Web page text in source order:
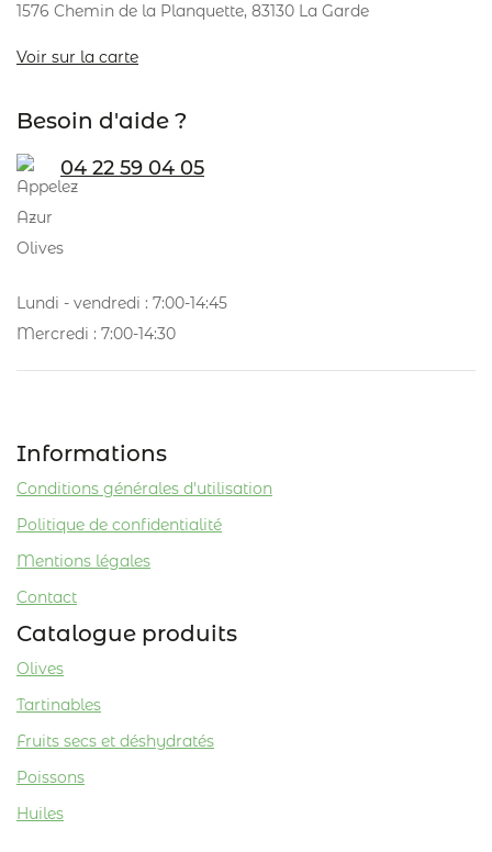
1576 Chemin de la Planquette, 83130 La Garde
Voir sur la carte
Besoin d'aide ?
04 22 59 04 05
Lundi - vendredi : 7:00-14:45
Mercredi : 7:00-14:30
Informations
Conditions générales d'utilisation
Politique de confidentialité
Mentions légales
Contact
Catalogue produits
Olives
Tartinables
Fruits secs et déshydratés
Poissons
Huiles